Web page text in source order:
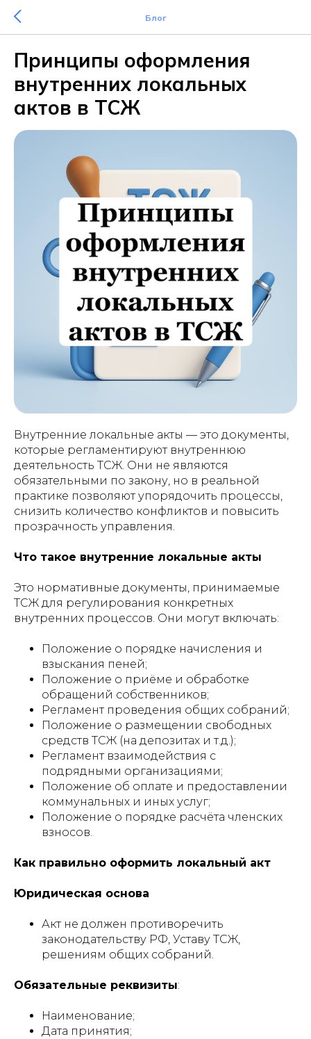
Блог
Принципы оформления
внутренних локальных
актов в ТСЖ
Внутренние локальные акты — это документы,
которые регламентируют внутреннюю
деятельность ТСЖ. Они не являются
обязательными по закону, но в реальной
практике позволяют упорядочить процессы,
снизить количество конфликтов и повысить
прозрачность управления.
Что такое внутренние локальные акты
Это нормативные документы, принимаемые
ТСЖ для регулирования конкретных
внутренних процессов. Они могут включать:
Положение о порядке начисления и
взыскания пеней;
Положение о приёме и обработке
обращений собственников;
Регламент проведения общих собраний;
Положение о размещении свободных
средств ТСЖ (на депозитах и т.д.);
Регламент взаимодействия с
подрядными организациями;
Положение об оплате и предоставлении
коммунальных и иных услуг;
Положение о порядке расчёта членских
взносов.
Как правильно оформить локальный акт
Юридическая основа
Акт не должен противоречить
законодательству РФ, Уставу ТСЖ,
решениям общих собраний.
Обязательные реквизиты:
Наименование;
Дата принятия;